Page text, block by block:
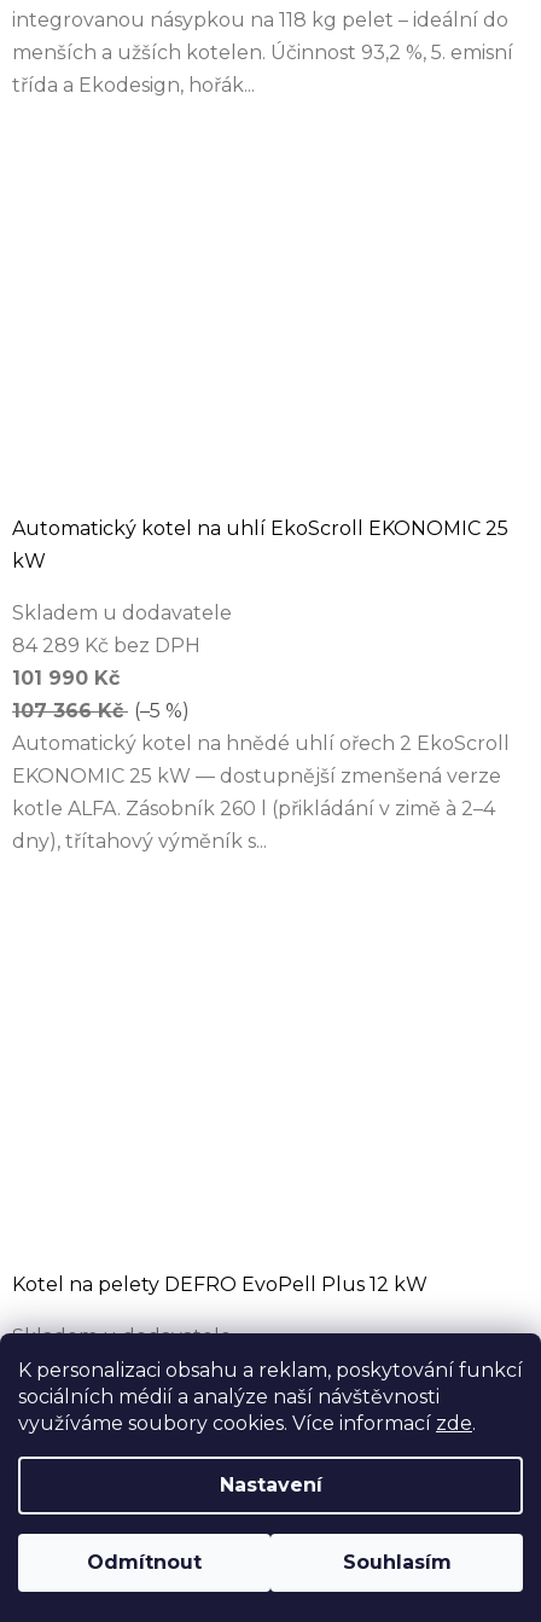
K personalizaci obsahu a reklam, poskytování funkcí
sociálních médií a analýze naší návštěvnosti
využíváme soubory cookies. Více informací zde.
Nastavení
Odmítnout Souhlasím
integrovanou násypkou na 118 kg pelet – ideální do
menších a užších kotelen. Účinnost 93,2 %, 5. emisní
třída a Ekodesign, hořák...
Automatický kotel na uhlí EkoScroll EKONOMIC 25
kW
Skladem u dodavatele
84 289 Kč bez DPH
101 990 Kč
107 366 Kč (–5 %)
Automatický kotel na hnědé uhlí ořech 2 EkoScroll
EKONOMIC 25 kW — dostupnější zmenšená verze
kotle ALFA. Zásobník 260 l (přikládání v zimě à 2–4
dny), třítahový výměník s...
Kotel na pelety DEFRO EvoPell Plus 12 kW
Skladem u dodavatele
od 89 988 Kč bez DPH
od108 885 Kč
Automatický kotel na pelety DEFRO EvoPell Plus 12
kW - evropský bestseller do malých kotelen ve verzi
Plus s násypkou na 135 kg pelet. Odtahový ventilátor,
samočistící hořák a...